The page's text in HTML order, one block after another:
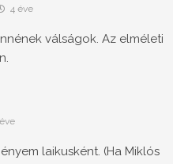
4 éve
válságok. Az elméleti
laikusként. (Ha Miklós